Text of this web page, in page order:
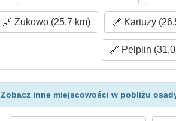
Żukowo (25,7 km) Kartuzy
Pelplin
Zobacz inne miejscowości w pobliżu